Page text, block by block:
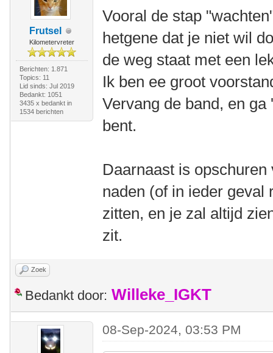
Frutsel
Kilometervreter
Berichten: 1.871
Topics: 11
Lid sinds: Jul 2019
Bedankt: 1051
3435 x bedankt in
1534 berichten
Vooral de stap
hetgene dat je niet wil
de weg staat met een
Ik ben ee groot
Vervang de band, en
bent.
Daarnaast is
naden (of in ieder geval
zitten, en je zal altijd
zit.
Zoek
Bedankt door: Willeke_IGKT
08-Sep-2024, 03:53 PM